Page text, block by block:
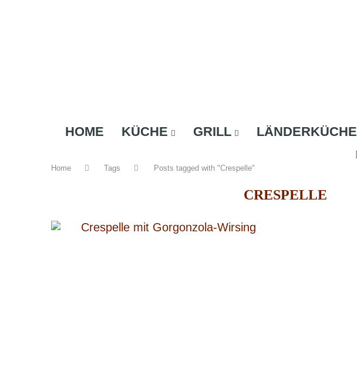
HOME KÜCHE GRILL LÄNDERKÜCHE
Home Tags Posts tagged with "Crespelle"
CRESPELLE